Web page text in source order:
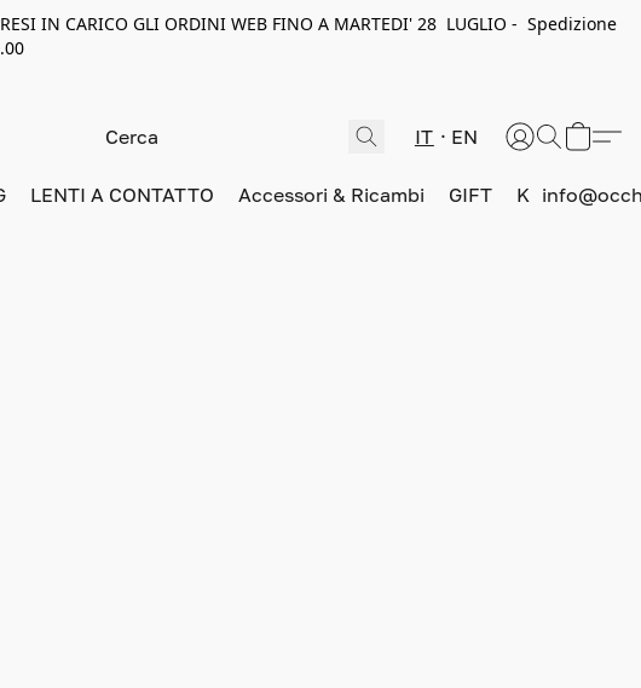
IN CARICO GLI ORDINI WEB FINO A MARTEDI' 28 LUGLIO - Spedizione
IT EN
LENTI A CONTATTO Accessori & Ricambi GIFT K